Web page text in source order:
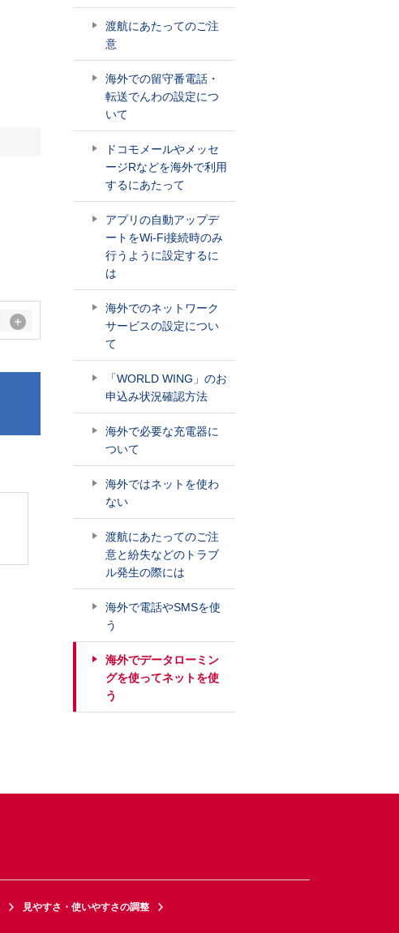
渡航にあたってのご注
意
海外での留守番電話・
転送でんわの設定につ
いて
ドコモメールやメッセ
ージRなどを海外で利用
するにあたって
アプリの自動アップデ
ートをWi-Fi接続時のみ
行うように設定するに
は
海外でのネットワーク
サービスの設定につい
て
「WORLD WING」のお
申込み状況確認方法
海外で必要な充電器に
ついて
海外ではネットを使わ
ない
渡航にあたってのご注
意と紛失などのトラブ
ル発生の際には
海外で電話やSMSを使
う
海外でデータローミン
グを使ってネットを使
う
見やすさ・使いやすさの調整